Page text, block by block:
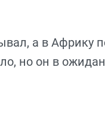
а в Африку
но он в